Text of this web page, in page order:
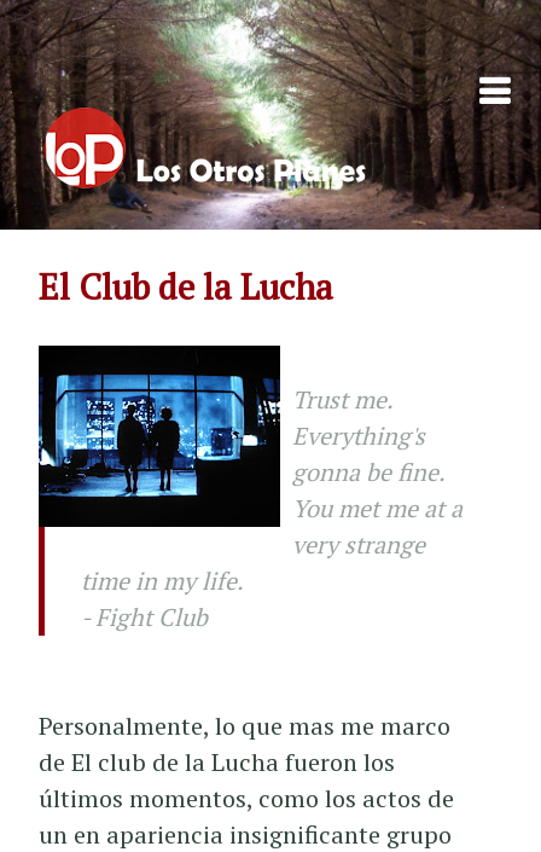
Skip to content
El Club de la Lucha
Trust me.
Everything's
gonna be fine.
You met me at a
very strange
time in my life.
- Fight Club
Personalmente, lo que mas me marco
de El club de la Lucha fueron los
últimos momentos, como los actos de
un en apariencia insignificante grupo